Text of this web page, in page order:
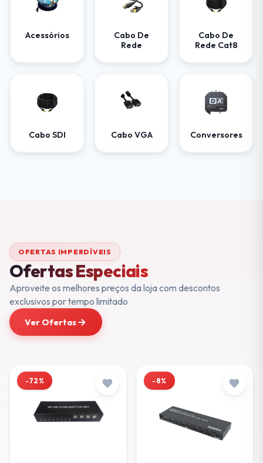
Acessórios
Cabo De
Rede
Cabo De
Rede Cat8
Cabo SDI Cabo VGA Conversores
OFERTAS IMPERDÍVEIS
Ofertas Especiais
Aproveite os melhores preços da loja com descontos
exclusivos por tempo limitado
Ver Ofertas
-72% -8%